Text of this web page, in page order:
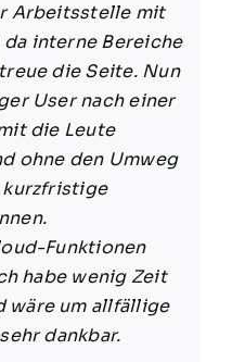
Arbeitsstelle mit
da interne Bereiche
die Seite. Nun
User nach einer
die Leute
ohne den Umweg
kurzfristige
Funktionen
habe wenig Zeit
wäre um allfällige
dankbar.